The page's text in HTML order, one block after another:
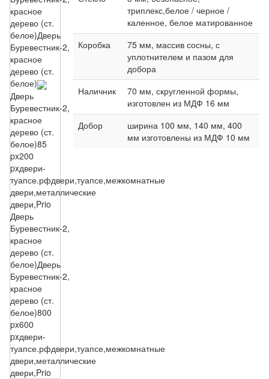
красное
дерево (ст.
белое)Дверь
Буревестник-2,
красное
дерево (ст.
белое)
Дверь
Буревестник-2,
красное
дерево (ст.
белое)85
px200
pxдвери-
туапсе.рфдвери,туапсе,межкомнатные
двери,металлические
двери,Prio
Дверь
Буревестник-2,
красное
дерево (ст.
белое)Дверь
Буревестник-2,
красное
дерево (ст.
белое)800
px600
pxдвери-
туапсе.рфдвери,туапсе,межкомнатные
двери,металлические
двери,Prio
триплекс,белое / черное /
каленное, белое матированное
Коробка
75 мм, массив сосны, с
уплотнителем и пазом для
добора
Наличник
70 мм, скругленной формы,
изготовлен из МДФ 16 мм
Добор
ширина 100 мм, 140 мм, 400
мм изготовлены из МДФ 10 мм